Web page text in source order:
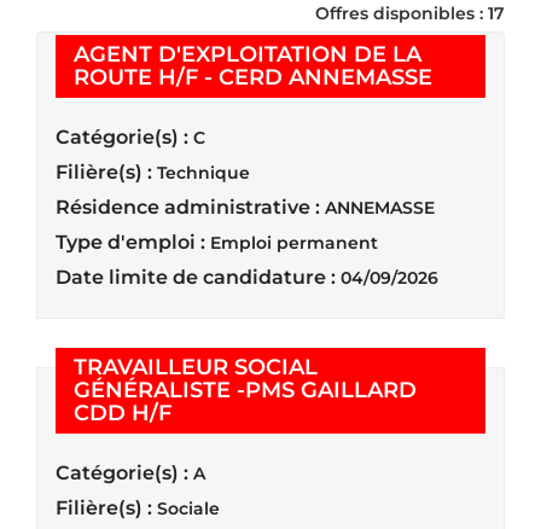
Offres disponibles : 17
AGENT D'EXPLOITATION DE LA
ROUTE H/F - CERD ANNEMASSE
Catégorie(s) : C
Filière(s) : Technique
Résidence administrative : ANNEMASSE
Type d'emploi : Emploi permanent
Date limite de candidature : 04/09/2026
TRAVAILLEUR SOCIAL
GÉNÉRALISTE -PMS GAILLARD
CDD H/F(Nouvelle fenêtre)
Catégorie(s) : A
Filière(s) : Sociale